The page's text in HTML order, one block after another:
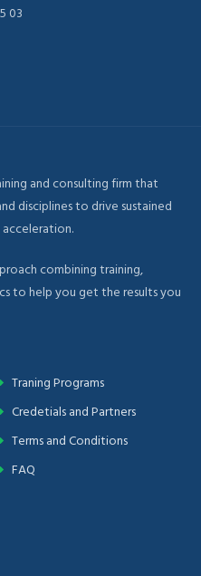
03
and consulting firm that
disciplines to drive sustained
combining training,
to help you get the results you
Traning Programs
Credetials and Partners
Terms and Conditions
FAQ